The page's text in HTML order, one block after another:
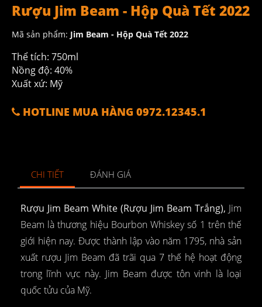
Rượu Jim Beam - Hộp Quà Tết 2022
Mã sản phẩm: Jim Beam - Hộp Quà Tết 2022
Thể tích: 750ml
Nồng độ: 40%
Xuất xứ: Mỹ
HOTLINE MUA HÀNG 0972.12345.1
CHI TIẾT ĐÁNH GIÁ
Rượu Jim Beam White (Rượu Jim Beam Trắng), Jim
Beam là thương hiệu Bourbon Whiskey số 1 trên thế
giới hiện nay. Được thành lập vào năm 1795, nhà sản
xuất rượu Jim Beam đã trãi qua 7 thế hệ hoạt động
trong lĩnh vực này. Jim Beam được tôn vinh là loại
quốc tửu của Mỹ.